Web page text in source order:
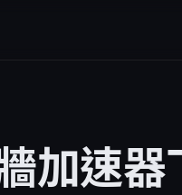
加速器